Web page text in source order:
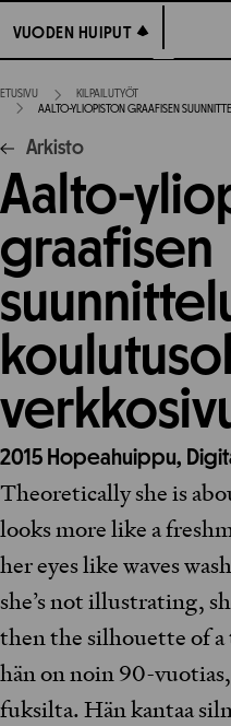
suoraan
sisältöön
VUODEN HUIPUT
VUODEN HUIPUT
ETUSIVU
KILPAILUTYÖT
AALTO-YLIOPISTON GRAAFISEN
Arkisto
Aalto-
graafisen
2015 Hopeahuippu,
Theoretically she is
looks more like a
her eyes like waves
she’s not illustrating,
then the silhouette of
hän on noin 90-
fuksilta. Hän kantaa